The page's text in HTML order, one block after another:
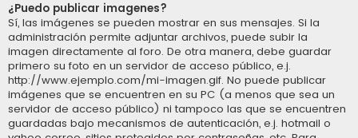
¿Puedo publicar imagenes?
Sí, las imágenes se pueden mostrar en sus mensajes. Si la
administración permite adjuntar archivos, puede subir la
imagen directamente al foro. De otra manera, debe guardar
primero su foto en un servidor de acceso público, e.j.
http://www.ejemplo.com/mi-imagen.gif. No puede publicar
imágenes que se encuentren en su PC (a menos que sea un
servidor de acceso público) ni tampoco las que se encuentren
guardadas bajo mecanismos de autenticación, e.j. hotmail o